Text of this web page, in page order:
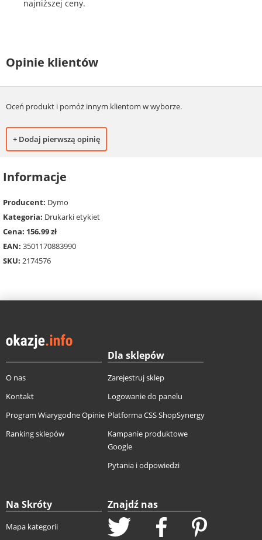
najniższej ceny.
Opinie klientów
Oceń produkt i pomóż innym klientom w wyborze.
+ Dodaj pierwszą opinię
Informacje
Producent: Dymo
Kategoria: Drukarki etykiet
Cena: 156.99 zł
EAN: 3501170883990
SKU: 2174576
O nas
Kontakt
Program Wiarygodne Opinie
Ranking sklepów
Dla sklepów
Zarejestruj sklep
Logowanie do panelu
Platforma CSS ShopSynergy
Kampanie produktowe
Google
Pytania i odpowiedzi
Na Skróty
Mapa kategorii
Znajdź nas